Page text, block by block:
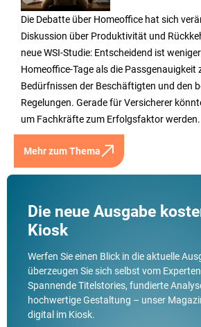
Die Debatte über Homeoffice hat sich
Diskussion über Produktivität und
neue WSI-Studie: Entscheidend ist
Homeoffice-Tage als die Passgenauigkeit
Bedürfnissen der Beschäftigten und den
Regelungen. Gerade für Versicherer
um Fachkräfte zum Erfolgsfaktor werden.
Mehr zum Thema
Die neue Ausgabe
Kiosk
Werfen Sie einen Blick in die aktuelle
überzeugen Sie sich selbst vom
Spannende Titelstories, fundierte
hochwertige Gestaltung – unser
digital im Kiosk.